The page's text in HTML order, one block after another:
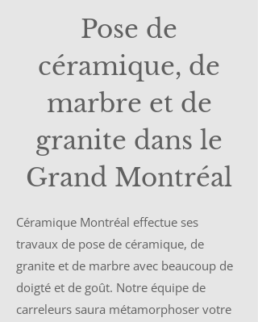
Pose de
céramique, de
marbre et de
granite dans le
Grand Montréal
Céramique Montréal effectue ses
travaux de pose de céramique, de
granite et de marbre avec beaucoup de
doigté et de goût. Notre équipe de
carreleurs saura métamorphoser votre